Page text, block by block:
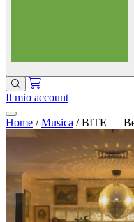
Il mio account
Home / Musica / BITE —